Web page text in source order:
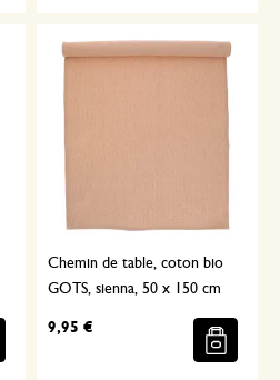
Chemin de table, coton bio
GOTS, sienna, 50 x 150 cm
9,95 €